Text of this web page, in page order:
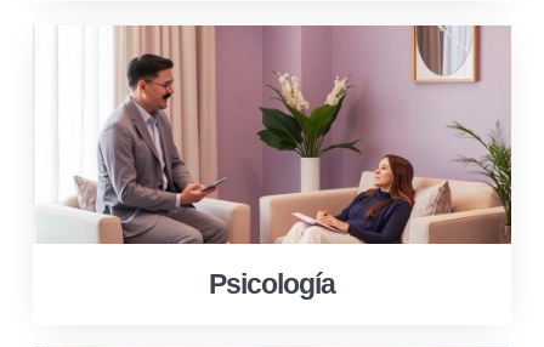
Psicología